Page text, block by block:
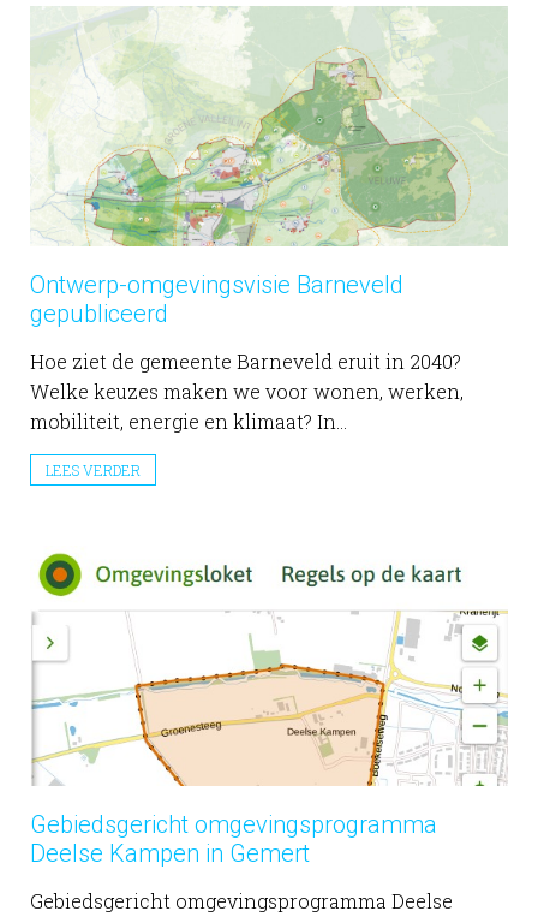
Ontwerp-omgevingsvisie Barneveld
gepubliceerd
Hoe ziet de gemeente Barneveld eruit in 2040?
Welke keuzes maken we voor wonen, werken,
mobiliteit, energie en klimaat? In...
LEES VERDER
Gebiedsgericht omgevingsprogramma
Deelse Kampen in Gemert
Gebiedsgericht omgevingsprogramma Deelse